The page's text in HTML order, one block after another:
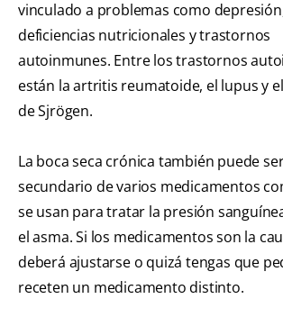
vinculado a problemas como
deficiencias nutricionales y trastornos
autoinmunes. Entre los trastornos
están la artritis reumatoide, el lupus y
de Sjrögen.
La boca seca crónica también puede
secundario de varios medicamentos
se usan para tratar la presión
el asma. Si los medicamentos son la
deberá ajustarse o quizá tengas que
receten un medicamento distinto.